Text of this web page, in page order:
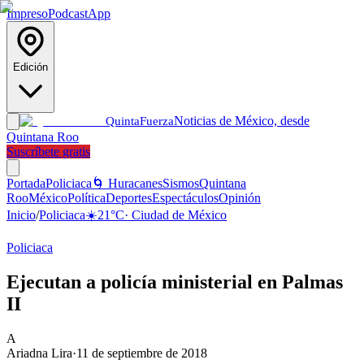
ImpresoPodcastApp
Edición
QuintaFuerzaNoticias de México, desde
Quintana Roo
Suscríbete gratis
PortadaPoliciaca 🌀 HuracanesSismosQuintana
RooMéxicoPolíticaDeportesEspectáculosOpinión
Inicio/Policiaca☀️21°C· Ciudad de México
Policiaca
Ejecutan a policía ministerial en Palmas
II
A
Ariadna Lira·11 de septiembre de 2018